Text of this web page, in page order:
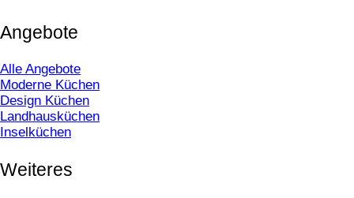
Angebote
Alle Angebote
Moderne Küchen
Design Küchen
Landhausküchen
Inselküchen
Weiteres